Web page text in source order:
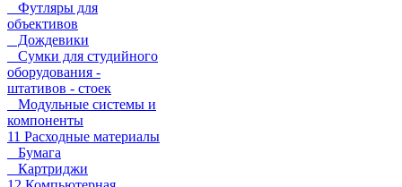
Футляры для
объективов
Дождевики
Сумки для студийного
оборудования -
штативов - стоек
Модульные системы и
компоненты
11 Расходные материалы
Бумага
Картриджи